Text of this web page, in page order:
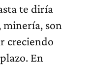
te diría
son
creciendo
En